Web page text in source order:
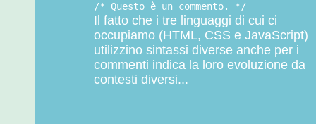
/* Questo è un commento. */
Il fatto che i tre linguaggi di cui ci
occupiamo (HTML, CSS e JavaScript)
utilizzino sintassi diverse anche per i
commenti indica la loro evoluzione da
contesti diversi...